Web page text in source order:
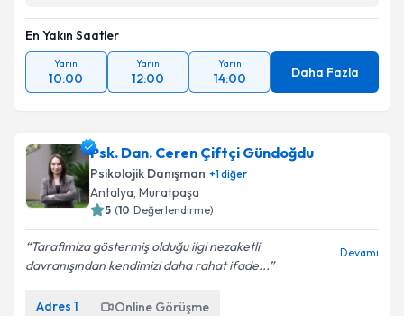
En Yakın Saatler
Yarın
10:00
Yarın
12:00
Yarın
14:00 Daha Fazla
Psk. Dan. Ceren Çiftçi Gündoğdu
Psikolojik Danışman +1diğer
Antalya, Muratpaşa
5 (10 Değerlendirme)
Tarafimiza göstermiş olduğu ilgi nezaketli
davranışından kendimizi daha rahat ifade...
Devamı
Adres 1 Online Görüşme